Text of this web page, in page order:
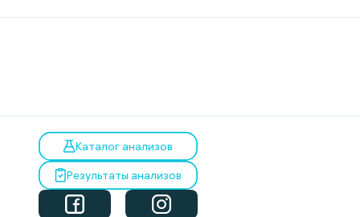
Каталог анализов
Результаты анализов